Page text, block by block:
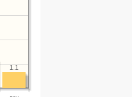
1.1